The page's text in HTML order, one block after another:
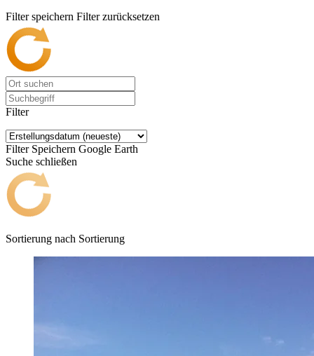
Filter speichern Filter zurücksetzen
Filter
Filter Speichern Google Earth
Suche schließen
Sortierung nach Sortierung